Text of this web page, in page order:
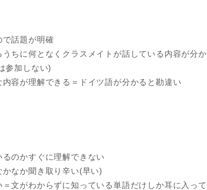
話題が明確
ちに何となくクラスメイトが話している内容が分か
参加しない)
容が理解できる＝ドイツ語が分かると勘違い
のかすぐに理解できない
なか聞き取り辛い(早い)
文がわからずに知っている単語だけしか耳に入って